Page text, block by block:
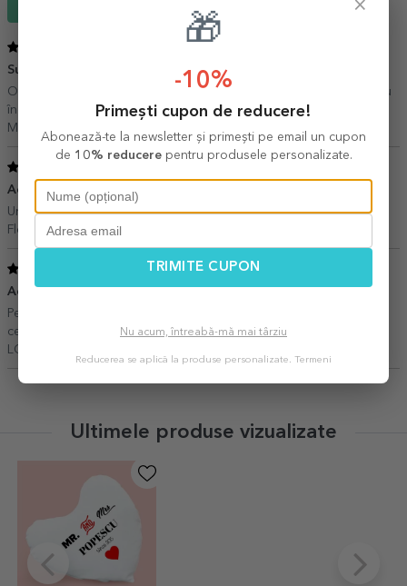
Super cadou finiilor 25 Octombrie 2023
O perna foarte drăguță care a adus multe Zâmbete, recomand cu
încredere.
Melinda S,
Achizitie excelenta 12 Noiembrie 2021
Un produs excelent, cadoul a fost primit cu mult entuziasm.
Florian,Bucuresti
Achizitie inspirata
Perna este foarte frumosa, foarte inspireat textul! felicitari pt ceea
ce faceti!
LOREDANA,
Ultimele produse vizualizate
×
🎁
-10%
Primești cupon de reducere!
Abonează-te la newsletter și primești pe email un cupon
de 10% reducerepentru produsele personalizate.
TRIMITE CUPON
Nu acum, întreabă-mă mai târziu
Reducerea se aplică la produse personalizate. Termeni